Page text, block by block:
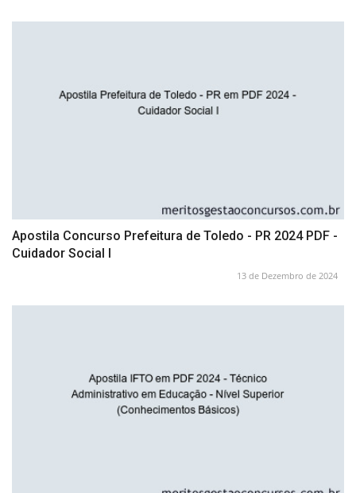
Apostila Concurso Prefeitura de Toledo - PR 2024 PDF -
Cuidador Social I
13 de Dezembro de 2024